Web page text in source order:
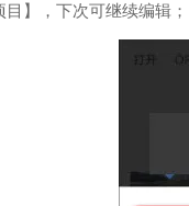
】，下次可继续编辑；